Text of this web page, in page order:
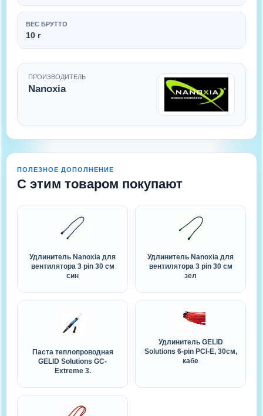
ВЕС БРУТТО
10 г
ПРОИЗВОДИТЕЛЬ
Nanoxia
ПОЛЕЗНОЕ ДОПОЛНЕНИЕ
С этим товаром покупают
Удлинитель Nanoxia для
вентилятора 3 pin 30 см
син
Удлинитель Nanoxia для
вентилятора 3 pin 30 см
зел
Паста теплопроводная
GELID Solutions GC-
Extreme 3.
Удлинитель GELID
Solutions 6-pin PCI-E, 30см,
кабе